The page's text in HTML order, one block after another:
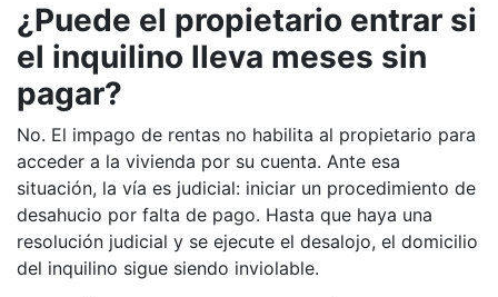
¿Puede el propietario entrar si
el inquilino lleva meses sin
pagar?
No. El impago de rentas no habilita al propietario para
acceder a la vivienda por su cuenta. Ante esa
situación, la vía es judicial: iniciar un procedimiento de
desahucio por falta de pago. Hasta que haya una
resolución judicial y se ejecute el desalojo, el domicilio
del inquilino sigue siendo inviolable.